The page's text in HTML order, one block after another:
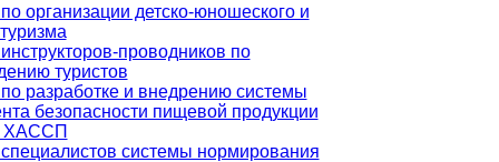
организации детско-юношеского и
проводников по
туристов
разработке и внедрению системы
безопасности пищевой продукции
ХАССП
системы нормирования